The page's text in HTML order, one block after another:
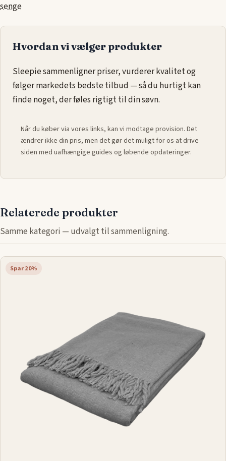
senge
Hvordan vi vælger produkter
Sleepie sammenligner priser, vurderer kvalitet og
følger markedets bedste tilbud — så du hurtigt kan
finde noget, der føles rigtigt til din søvn.
Når du køber via vores links, kan vi modtage provision. Det
ændrer ikke din pris, men det gør det muligt for os at drive
siden med uafhængige guides og løbende opdateringer.
Relaterede produkter
Samme kategori — udvalgt til sammenligning.
Spar 20%